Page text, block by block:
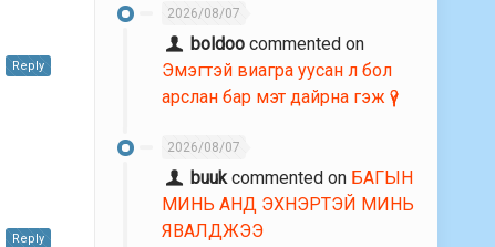
Reply
Reply
2026/08/07
boldoo commented on
Эмэгтэй виагра уусан л бол
арслан бар мэт дайрна гэж үү?
2026/08/07
buukcommented on БАГЫН
МИНЬ АНД ЭХНЭРТЭЙ МИНЬ
ЯВАЛДЖЭЭ